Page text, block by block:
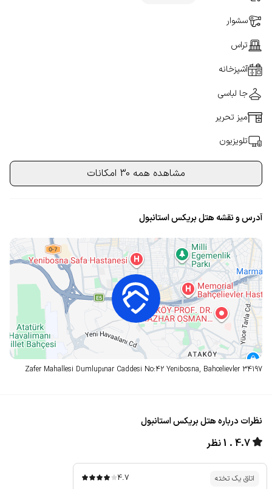
سشوار
تراس
آشپزخانه
جا لباسی
میز تحریر
تلویزیون
مشاهده همه 30 امکانات
آدرس و نقشه هتل بریکس استانبول
Zafer Mahallesi Dumlupınar Caddesi No:42 Yenibosna, Bahcelievler 34197
نظرات درباره هتل بریکس استانبول
4.7 1 نظر
اتاق یک تخته 4.7